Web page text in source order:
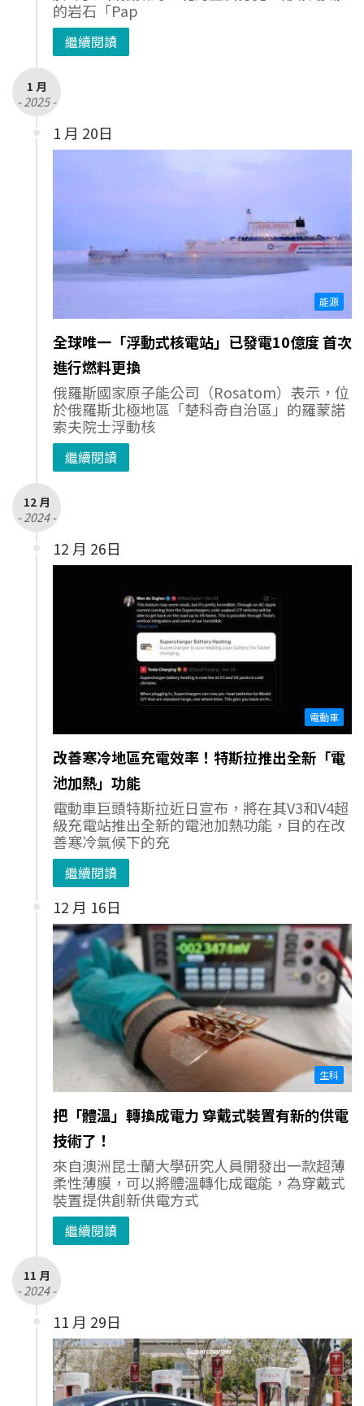
的岩石「Pap
繼續閱讀
1 月
- 2025 -
1 月 20日
能源
全球唯一「浮動式核電站」已發電10億度 首次
進行燃料更換
俄羅斯國家原子能公司（Rosatom）表示，位
於俄羅斯北極地區「楚科奇自治區」的羅蒙諾
索夫院士浮動核
繼續閱讀
12 月
- 2024 -
12 月 26日
電動車
改善寒冷地區充電效率！特斯拉推出全新「電
池加熱」功能
電動車巨頭特斯拉近日宣布，將在其V3和V4超
級充電站推出全新的電池加熱功能，目的在改
善寒冷氣候下的充
繼續閱讀
12 月 16日
生科
把「體溫」轉換成電力 穿戴式裝置有新的供電
技術了！
來自澳洲昆士蘭大學研究人員開發出一款超薄
柔性薄膜，可以將體溫轉化成電能，為穿戴式
裝置提供創新供電方式
繼續閱讀
11 月
- 2024 -
11 月 29日